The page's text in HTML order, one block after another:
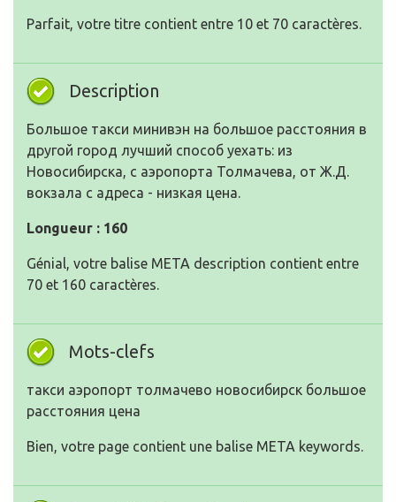
Parfait, votre titre contient entre 10 et 70 caractères.
Description
Большое такси минивэн на большое расстояния в
другой город лучший способ уехать: из
Новосибирска, с аэропорта Толмачева, от Ж.Д.
вокзала с адреса - низкая цена.
Longueur : 160
Génial, votre balise META description contient entre
70 et 160 caractères.
Mots-clefs
такси аэропорт толмачево новосибирск большое
расстояния цена
Bien, votre page contient une balise META keywords.